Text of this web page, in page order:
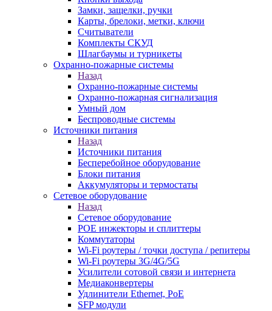
Замки, защелки, ручки
Карты, брелоки, метки, ключи
Считыватели
Комплекты СКУД
Шлагбаумы и турникеты
Охранно-пожарные системы
Назад
Охранно-пожарные системы
Охранно-пожарная сигнализация
Умный дом
Беспроводные системы
Источники питания
Назад
Источники питания
Бесперебойное оборудование
Блоки питания
Аккумуляторы и термостаты
Сетевое оборудование
Назад
Сетевое оборудование
POE инжекторы и сплиттеры
Коммутаторы
Wi-Fi роутеры / точки доступа / репитеры
Wi-Fi роутеры 3G/4G/5G
Усилители сотовой связи и интернета
Медиаконвертеры
Удлинители Ethernet, PoE
SFP модули